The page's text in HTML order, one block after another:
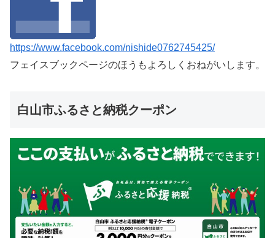
https://www.facebook.com/nishide0762745425/
フェイスブックページのほうもよろしくおねがいします。
白山市ふるさと納税クーポン